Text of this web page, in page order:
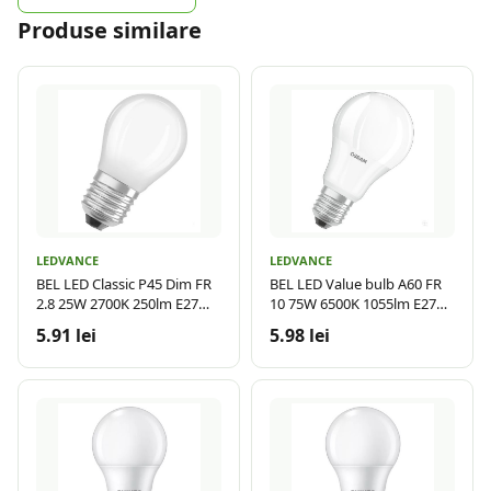
Produse similare
LEDVANCE
BEL LED Classic P45 Dim FR
2.8 25W 2700K 250lm E27
5.91 lei
LEDVANCE
BEL LED Value bulb A60 FR
10 75W 6500K 1055lm E27
5.98 lei